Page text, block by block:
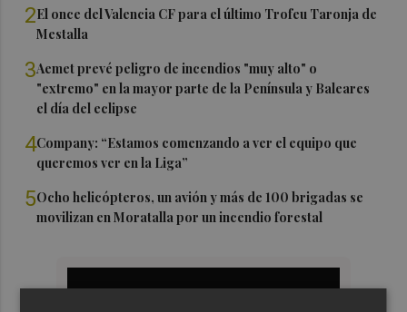
2El once del Valencia CF para el último Trofeu Taronja de
Mestalla
3Aemet prevé peligro de incendios "muy alto" o
"extremo" en la mayor parte de la Península y Baleares
el día del eclipse
4Company: “Estamos comenzando a ver el equipo que
queremos ver en la Liga”
5Ocho helicópteros, un avión y más de 100 brigadas se
movilizan en Moratalla por un incendio forestal